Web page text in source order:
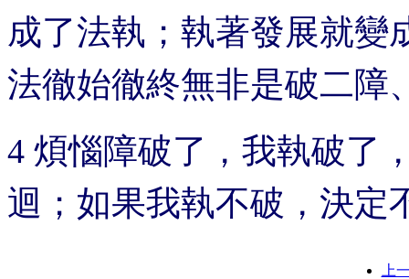
成了法執；執著發展就變
法徹始徹終無非是破二障
4 煩惱障破了，我執破了
迴；如果我執不破，決定
上